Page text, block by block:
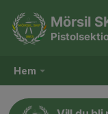
Hem
Mörsil